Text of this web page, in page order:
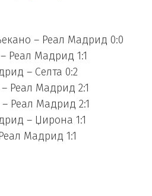
– Реал Мадрид 0:0
Реал Мадрид 1:1
– Селта 0:2
Реал Мадрид 2:1
Реал Мадрид 2:1
– Џирона 1:1
Мадрид 1:1